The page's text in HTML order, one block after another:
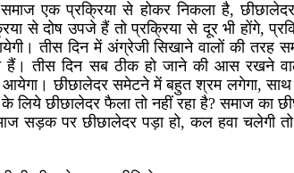
समाज एक प्रक्रिया से होकर निकला है,
से दोष उपजे हैं तो प्रक्रिया से दूर भी होंगे,
तीस दिन में अंग्रेजी सिखाने वालों की तरह
हैं। तीस दिन सब ठीक हो जाने की आस रखने
छीछालेदर समेटने में बहुत श्रम लगेगा, साथ
के लिये छीछालेदर फैला तो नहीं रहा है? समाज का
सड़क पर छीछालेदर पड़ा हो, कल हवा चलेगी